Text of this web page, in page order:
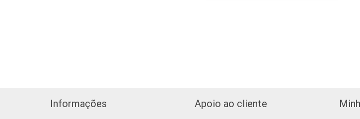
Informações Apoio ao cliente